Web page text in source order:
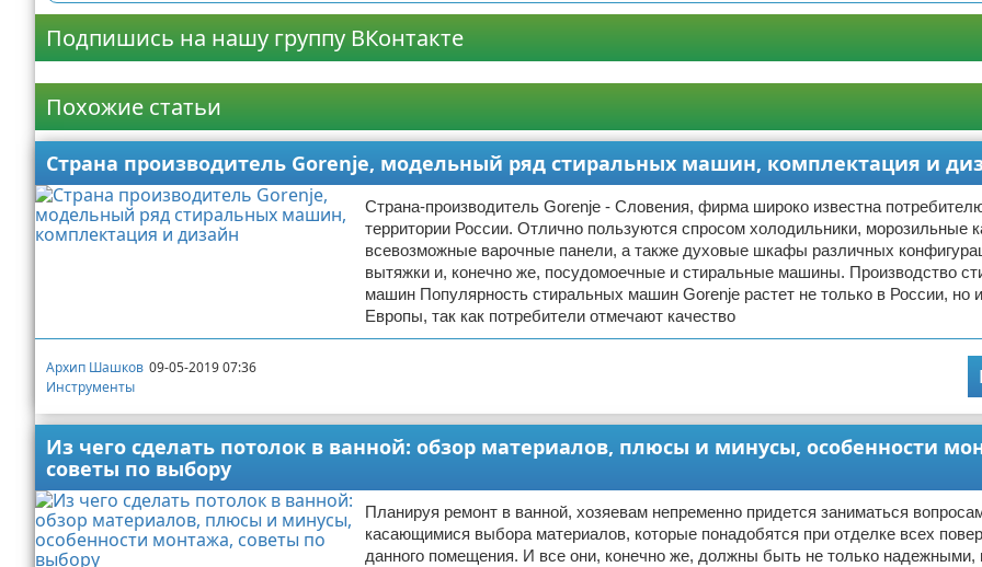
Подпишись на нашу группу ВКонтакте
Похожие статьи
Страна производитель Gorenje, модельный ряд стиральных машин, комплектация и
Страна-производитель Gorenje - Словения, фирма широко известна
территории России. Отлично пользуются спросом холодильники, морозильные
всевозможные варочные панели, а также духовые шкафы различных
вытяжки и, конечно же, посудомоечные и стиральные машины. Производство
машин Популярность стиральных машин Gorenje растет не только в России, но
Европы, так как потребители отмечают качество
Архип Шашков 09-05-2019 07:36
Инструменты
Из чего сделать потолок в ванной: обзор материалов, плюсы и минусы, особенности
советы по выбору
Планируя ремонт в ванной, хозяевам непременно придется заниматься
касающимися выбора материалов, которые понадобятся при отделке всех
данного помещения. И все они, конечно же, должны быть не только